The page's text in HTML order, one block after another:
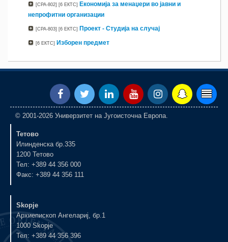
[CPA-802] [6 ЕКТС]
Економија за менаџери во јавни и
непрофитни организации
[CPA-803] [6 ЕКТС] Проект - Студија на случај
[6 ЕКТС] Изборен предмет
© 2001-2026 Универзитет на Југоисточна Европа.
Тетово
Илинденска бр.335
1200 Тетово
Тел: +389 44 356 000
Факс: +389 44 356 111
Skopje
Архиепископ Ангелариј, бр.1
1000 Skopje
Тел: +389 44 356 396